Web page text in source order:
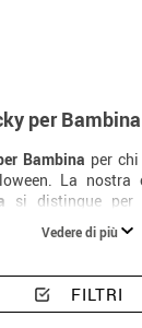
per Bambina
Bambina per
La
si distingue per
e la varieta di
specifici e
Vedere di più
FILTRI